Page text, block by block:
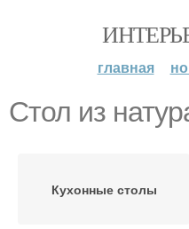
главная
Стол из
Кухонные столы